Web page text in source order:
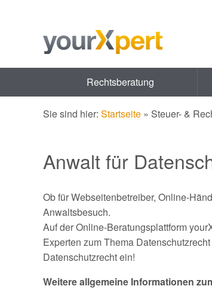
Rechtsberatung
Sie sind hier: Startseite » Steuer- &
Anwalt für
Ob für Webseitenbetreiber, Online-
Anwaltsbesuch.
Auf der Online-Beratungsplattform
Experten zum Thema
Datenschutzrecht ein!
Weitere allgemeine Informationen